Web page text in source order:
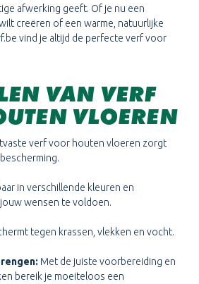
afwerking geeft. Of je nu een
creëren of een warme, natuurlijke
vind je altijd de perfecte verf voor
VAN VERF
VLOEREN
verf voor houten vloeren zorgt
in verschillende kleuren en
wensen te voldoen.
tegen krassen, vlekken en vocht.
: Met de juiste voorbereiding en
bereik je moeiteloos een